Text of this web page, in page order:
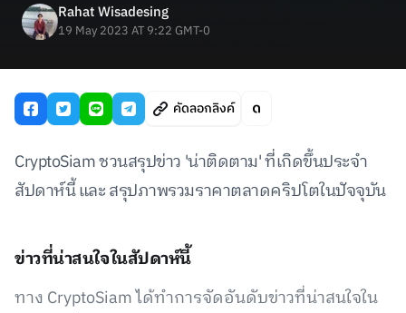
Rahat Wisadesing
19 May 2023 AT 9:22 GMT-0
คัดลอกลิงค์
CryptoSiam ชวนสรุปข่าว 'น่าติดตาม' ที่เกิดขึ้นประจำ
สัปดาห์นี้ และ สรุปภาพรวมราคาตลาดคริปโตในปัจจุบัน
ข่าวที่น่าสนใจในสัปดาห์นี้
ทาง CryptoSiam ได้ทำการจัดอันดับข่าวที่น่าสนใจใน